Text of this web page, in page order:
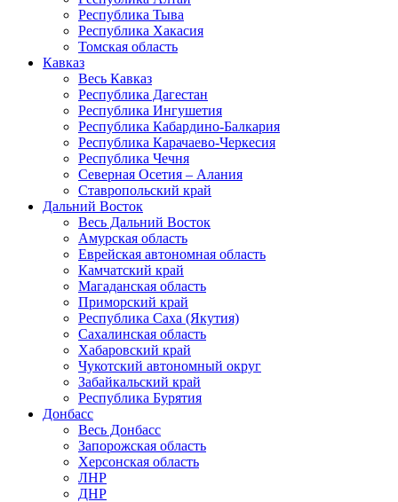
Республика Тыва
Республика Хакасия
Томская область
Кавказ
Весь Кавказ
Республика Дагестан
Республика Ингушетия
Республика Кабардино-Балкария
Республика Карачаево-Черкесия
Республика Чечня
Северная Осетия – Алания
Ставропольский край
Дальний Восток
Весь Дальний Восток
Амурская область
Еврейская автономная область
Камчатский край
Магаданская область
Приморский край
Республика Саха (Якутия)
Сахалинская область
Хабаровский край
Чукотский автономный округ
Забайкальский край
Республика Бурятия
Донбасс
Весь Донбасс
Запорожская область
Херсонская область
ЛНР
ДНР